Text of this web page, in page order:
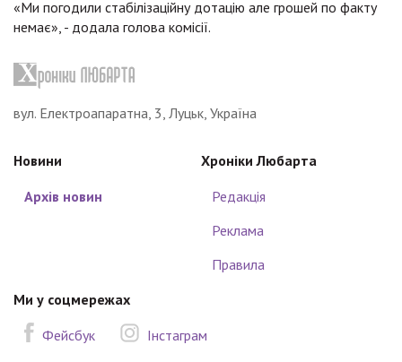
«Ми погодили стабілізаційну дотацію але грошей по факту
немає», - додала голова комісії.
вул. Електроапаратна, 3, Луцьк, Україна
Новини
Архів новин
Хроніки Любарта
Редакція
Реклама
Правила
Ми у соцмережах
Фейсбук
Інстаграм